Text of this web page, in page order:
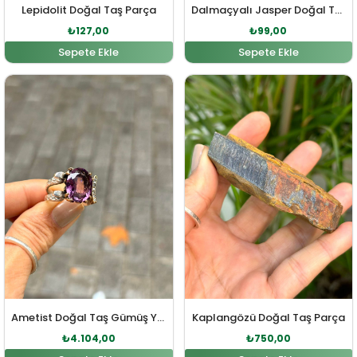
Lepidolit Doğal Taş Parça
₺127,00
Sepete Ekle
Dalmaçyalı Jasper Doğal Taş Parça
₺99,00
Sepete Ekle
Ametist Doğal Taş Gümüş Yüzük
Orijinal fiyat: ₺4.515,00.
₺4.104,00
Şu andaki fiyat: ₺4.104,00.
Kaplangözü Doğal Taş Parça
Orijinal fiyat: ₺825,00.
₺750,00
Şu andaki